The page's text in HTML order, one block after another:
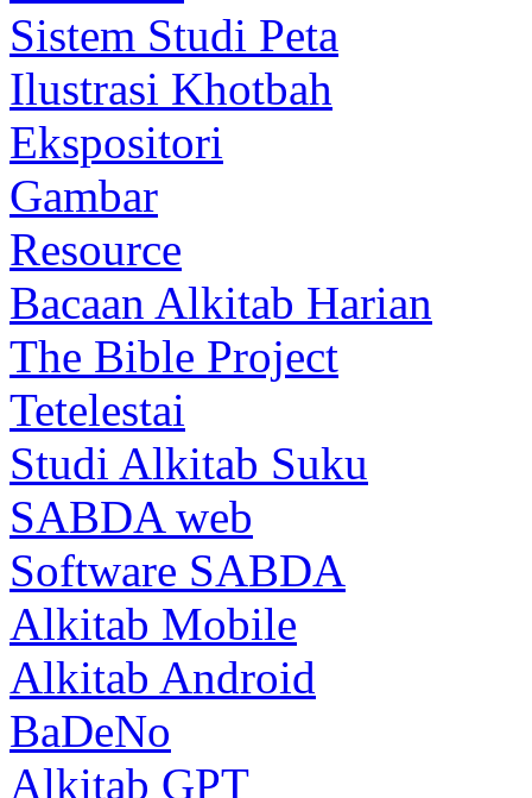
Sistem Studi Peta
Ilustrasi Khotbah
Ekspositori
Gambar
Resource
Bacaan Alkitab Harian
The Bible Project
Tetelestai
Studi Alkitab Suku
SABDA web
Software SABDA
Alkitab Mobile
Alkitab Android
BaDeNo
Alkitab GPT